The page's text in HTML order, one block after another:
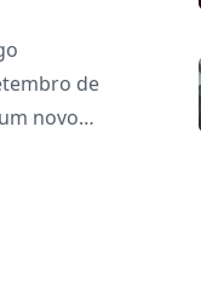
de
novo